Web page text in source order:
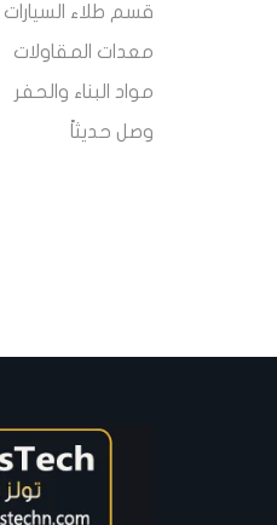
قسم طلاء السيارات
معدات المقاولات
مواد البناء والحفر
وصل حديثاًأدوات